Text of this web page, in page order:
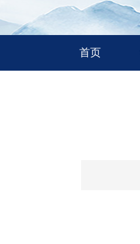
首页